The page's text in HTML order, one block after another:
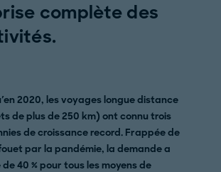
complète des
2020, les voyages longue distance
de plus de 250 km) ont connu trois
de croissance record. Frappée de
par la pandémie, la demande a
40 % pour tous les moyens de